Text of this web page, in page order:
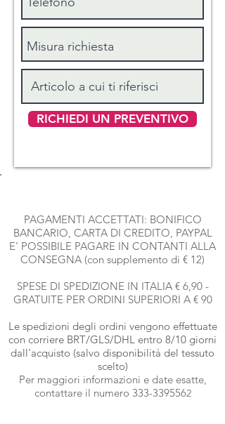
RICHIEDI UN PREVENTIVO
PAGAMENTI ACCETTATI: BONIFICO
BANCARIO, CARTA DI CREDITO, PAYPAL
E' POSSIBILE PAGARE IN CONTANTI ALLA
CONSEGNA (con supplemento di € 12)
SPESE DI SPEDIZIONE IN ITALIA € 6,90 -
GRATUITE PER ORDINI SUPERIORI A € 90
Le spedizioni degli ordini vengono effettuate
con corriere BRT/GLS/DHL entro 8/10 giorni
dall'acquisto (salvo disponibilità del tessuto
scelto)
Per maggiori informazioni e date esatte,
contattare il numero 333-3395562